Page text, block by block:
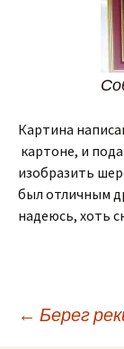
Картина
картоне, и
изобразить
был отличным
надеюсь, хоть
← Берег